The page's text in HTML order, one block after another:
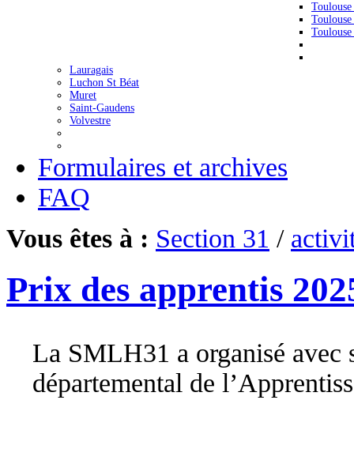
Toulouse
Toulouse
Lauragais
Luchon St Béat
Muret
Saint-Gaudens
Volvestre
Formulaires et archives
FAQ
Vous êtes à : Section 31 /
Prix des apprentis
La SMLH31 a organisé avec
départemental de